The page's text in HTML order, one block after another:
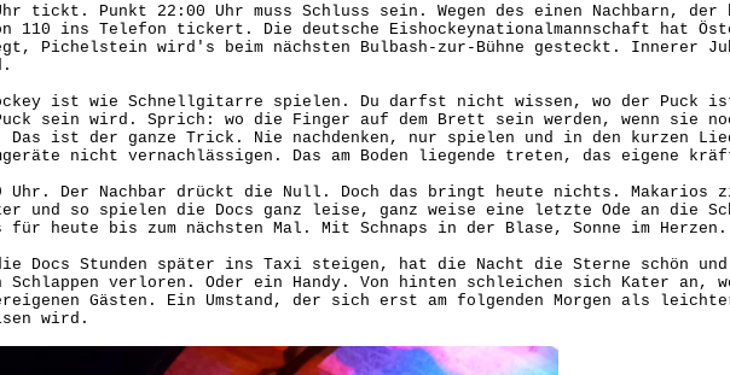
tickt. Punkt 22:00 Uhr muss Schluss sein. Wegen des einen Nachbarn,
110 ins Telefon tickert. Die deutsche Eishockeynationalmannschaft hat
Pichelstein wird's beim nächsten Bulbash-zur-Bühne gesteckt. Innerer
ist wie Schnellgitarre spielen. Du darfst nicht wissen, wo der Puck
sein wird. Sprich: wo die Finger auf dem Brett sein werden, wenn sie
Das ist der ganze Trick. Nie nachdenken, nur spielen und in den kurzen
nicht vernachlässigen. Das am Boden liegende treten, das eigene
Uhr. Der Nachbar drückt die Null. Doch das bringt heute nichts. Makarios
und so spielen die Docs ganz leise, ganz weise eine letzte Ode an die
für heute bis zum nächsten Mal. Mit Schnaps in der Blase, Sonne im Herzen.
Docs Stunden später ins Taxi steigen, hat die Nacht die Sterne schön
Schlappen verloren. Oder ein Handy. Von hinten schleichen sich Kater an,
Gästen. Ein Umstand, der sich erst am folgenden Morgen als
wird.